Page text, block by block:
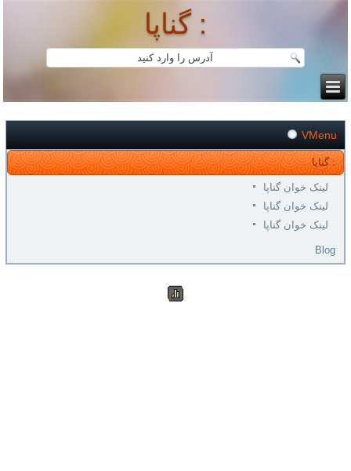
گناپا :
VMenu
گناپا :
لینک خوان گناپا
لینک خوان گناپا
لینک خوان گناپا
Blog